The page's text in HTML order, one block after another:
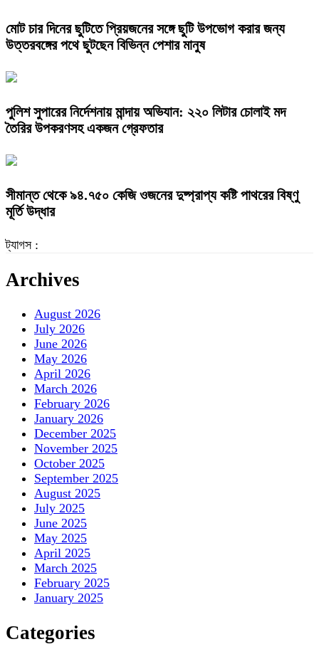
মোট চার দিনের ছুটিতে প্রিয়জনের সঙ্গে ছুটি উপভোগ করার জন্য
উত্তরবঙ্গের পথে ছুটছেন বিভিন্ন পেশার মানুষ
পুলিশ সুপারের নির্দেশনায় মান্দায় অভিযান: ২২০ লিটার চোলাই মদ
তৈরির উপকরণসহ একজন গ্রেফতার
সীমান্ত থেকে ৯৪.৭৫০ কেজি ওজনের দুষ্প্রাপ্য কষ্টি পাথরের বিষ্ণু
মূর্তি উদ্ধার
ট্যাগস :
Archives
August 2026
July 2026
June 2026
May 2026
April 2026
March 2026
February 2026
January 2026
December 2025
November 2025
October 2025
September 2025
August 2025
July 2025
June 2025
May 2025
April 2025
March 2025
February 2025
January 2025
Categories